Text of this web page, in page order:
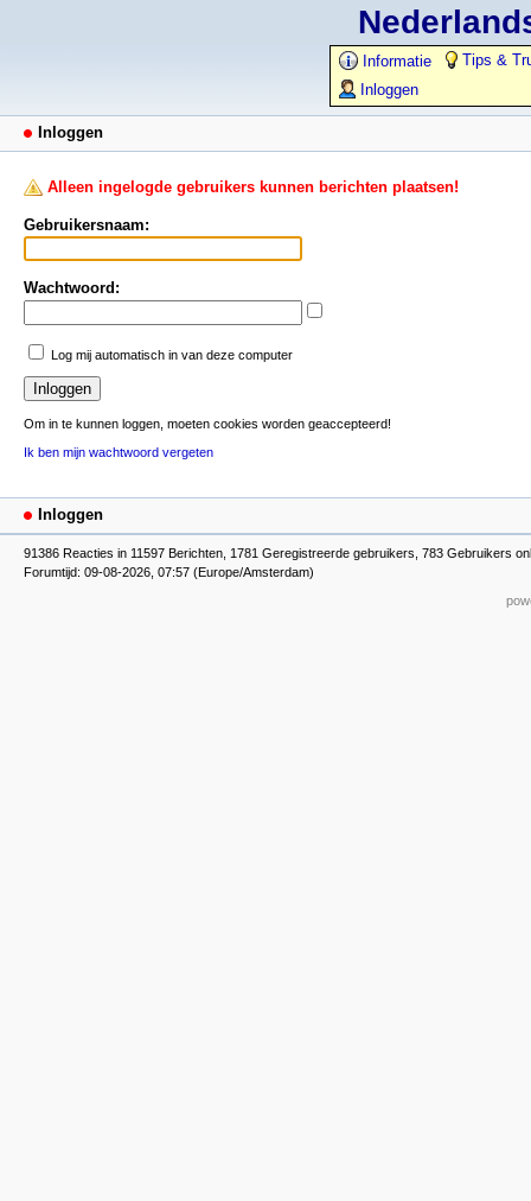
Informatie
Tips &
Inloggen
Inloggen
Alleen ingelogde gebruikers kunnen berichten plaatsen!
Gebruikersnaam:
Wachtwoord:
Log mij automatisch in van deze computer
Om in te kunnen loggen, moeten cookies worden geaccepteerd!
Ik ben mijn wachtwoord vergeten
Inloggen
91386 Reacties in 11597 Berichten, 1781 Geregistreerde gebruikers, 783 Gebruikers
Forumtijd: 09-08-2026, 07:57 (Europe/Amsterdam)